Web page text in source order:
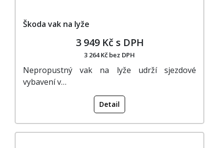
Škoda vak na lyže
3 949 Kč s DPH
3 264 Kč bez DPH
Nepropustný vak na lyže udrží sjezdové
vybavení v…
Detail